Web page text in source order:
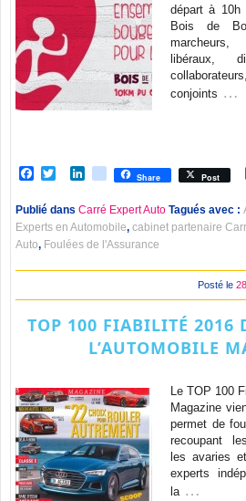
départ à 10h
Bois de
libéraux,
conjoints …
Facebook
TwitterLinkedIn
viadeoShare Post
Publié dans Carré Expert Auto Tagués avec :
Experts en Automobile, cabinet partenaire
Auto, Foulées de l'Assurance
Posté le
TOP 100 FIABILITÉ 2016
L’AUTOMOBILE
Le TOP 100
Magazine
permet de
recoupant
les avaries
experts
la …